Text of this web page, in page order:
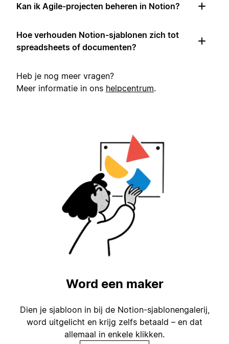
Kan ik Agile-projecten beheren in Notion?
Hoe verhouden Notion-sjablonen zich tot
spreadsheets of documenten?
Heb je nog meer vragen?
Meer informatie in ons helpcentrum.
Word een maker
Dien je sjabloon in bij de Notion-sjablonengalerij,
word uitgelicht en krijg zelfs betaald – en dat
allemaal in enkele klikken.